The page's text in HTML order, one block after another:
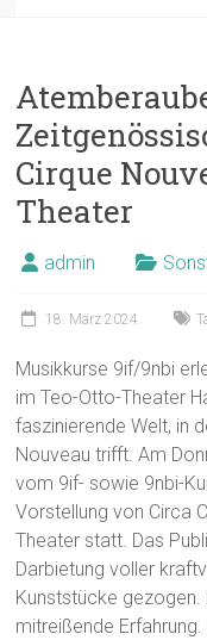
Cirque
Theater
admin
18. März 2024
Musikkurse 9if/9nbi
im Teo-Otto-Theater
faszinierende Welt, in
Nouveau trifft. Am
vom 9if- sowie 9nbi-
Vorstellung von Circa
Theater statt. Das
Darbietung voller
Kunststücke gezogen.
mitreißende